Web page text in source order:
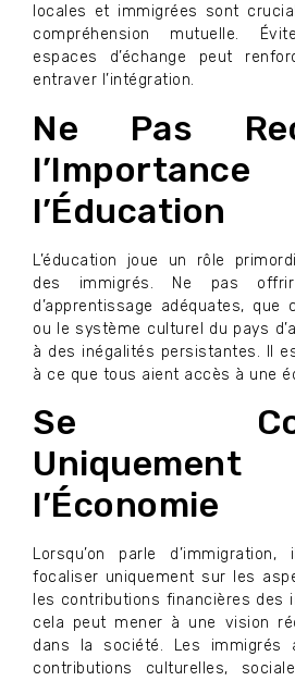
locales et immigrées sont
compréhension mutuelle.
espaces d’échange peut
entraver l’intégration.
Ne Pas
l’Éducation
L’éducation joue un rôle
des immigrés. Ne pas
d’apprentissage adéquates,
ou le système culturel du pays
à des inégalités persistantes. Il
à ce que tous aient accès à une
Se
l’Économie
Lorsqu’on parle
focaliser uniquement sur les
les contributions financières des
cela peut mener à une vision
dans la société. Les immigrés
contributions culturelles,